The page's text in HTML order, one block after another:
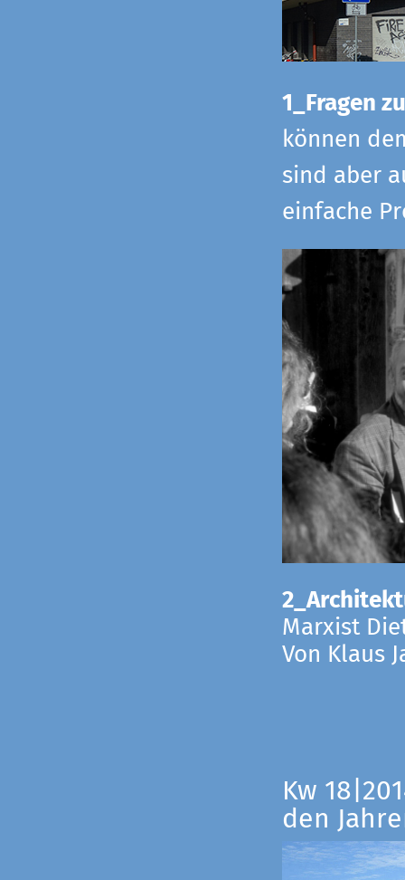
1_Fragen
können
sind aber
einfache
Marxist
Von Klaus
Kw
den